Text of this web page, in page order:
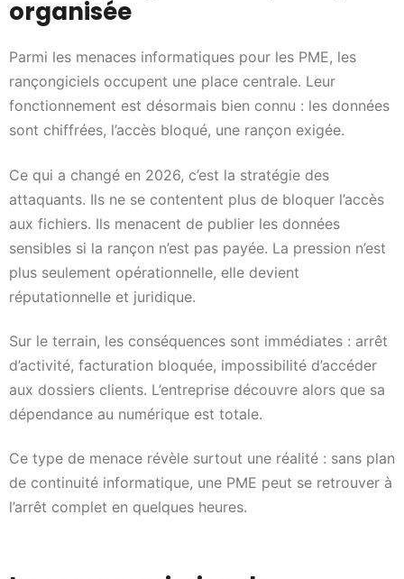
organisée
Parmi les menaces informatiques pour les PME, les
rançongiciels occupent une place centrale. Leur
fonctionnement est désormais bien connu : les données
sont chiffrées, l’accès bloqué, une rançon exigée.
Ce qui a changé en 2026, c’est la stratégie des
attaquants. Ils ne se contentent plus de bloquer l’accès
aux fichiers. Ils menacent de publier les données
sensibles si la rançon n’est pas payée. La pression n’est
plus seulement opérationnelle, elle devient
réputationnelle et juridique.
Sur le terrain, les conséquences sont immédiates : arrêt
d’activité, facturation bloquée, impossibilité d’accéder
aux dossiers clients. L’entreprise découvre alors que sa
dépendance au numérique est totale.
Ce type de menace révèle surtout une réalité : sans plan
de continuité informatique, une PME peut se retrouver à
l’arrêt complet en quelques heures.